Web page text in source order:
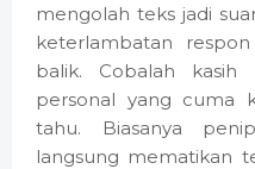
mengolah teks jadi
keterlambatan
balik. Cobalah kasih
personal yang cuma
tahu. Biasanya
langsung mematikan